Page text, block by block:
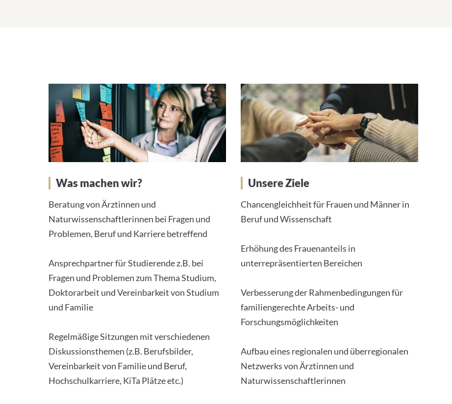
:
Was machen wir?
Beratung von Ärztinnen und
Naturwissenschaftlerinnen bei Fragen und
Problemen, Beruf und Karriere betreffend
Ansprechpartner für Studierende z.B. bei
Fragen und Problemen zum Thema Studium,
Doktorarbeit und Vereinbarkeit von Studium
und Familie
Regelmäßige Sitzungen mit verschiedenen
Diskussionsthemen (z.B. Berufsbilder,
Vereinbarkeit von Familie und Beruf,
Hochschulkarriere, KiTa Plätze etc.)
Unsere Ziele
Chancengleichheit für Frauen und Männer in
Beruf und Wissenschaft
Erhöhung des Frauenanteils in
unterrepräsentierten Bereichen
Verbesserung der Rahmenbedingungen für
familiengerechte Arbeits- und
Forschungsmöglichkeiten
Aufbau eines regionalen und überregionalen
Netzwerks von Ärztinnen und
Naturwissenschaftlerinnen